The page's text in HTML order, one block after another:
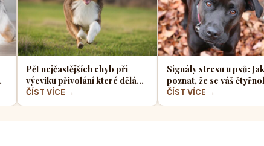
Pět nejčastějších chyb při
výcviku přivolání které dělá
většina pejskařů
ČÍST VÍCE →
Signály stresu u psů: Jak
poznat, že se váš
přítel necítí komfortně
ČÍST VÍCE →